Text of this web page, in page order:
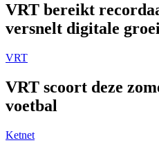
VRT bereikt
versnelt digitale
VRT
VRT scoort deze
voetbal
Ketnet